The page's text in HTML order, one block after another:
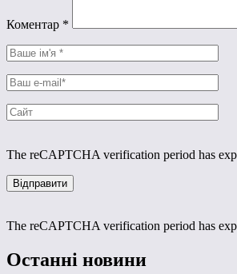
Коментар *
The reCAPTCHA verification period has
The reCAPTCHA verification period has
Останні новини